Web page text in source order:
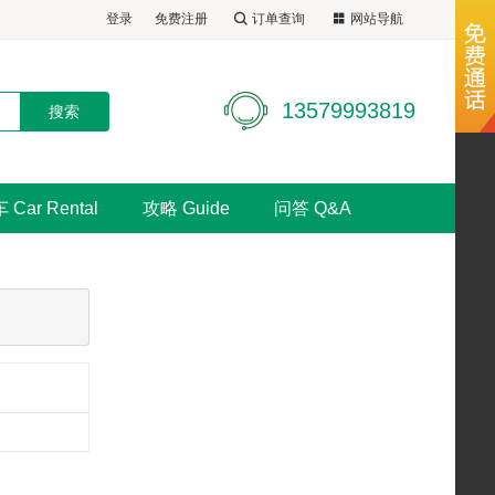
登录 免费注册 订单查询 网站导航
13579993819
Car Rental 攻略 Guide 问答 Q&A